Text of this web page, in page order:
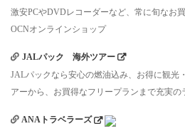
激安PCやDVDレコーダーなど、常に旬なお
OCNオンラインショップ
JALパック 海外ツアー
JALパックなら安心の燃油込み、お得に観光
アーから、お買得なフリープランまで充実の
ANAトラベラーズ